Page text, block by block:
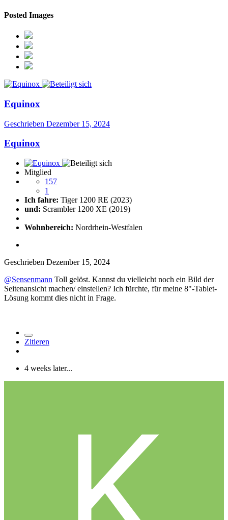
Posted Images
Equinox
Geschrieben Dezember 15, 2024
Equinox
Mitglied
157
1
Ich fahre: Tiger 1200 RE (2023)
und: Scrambler 1200 XE (2019)
Wohnbereich: Nordrhein-Westfalen
Geschrieben Dezember 15, 2024
@Sensenmann Toll gelöst. Kannst du vielleicht noch ein Bild der
Seitenansicht machen/ einstellen? Ich fürchte, für meine 8"-Tablet-
Lösung kommt dies nicht in Frage.
Zitieren
4 weeks later...